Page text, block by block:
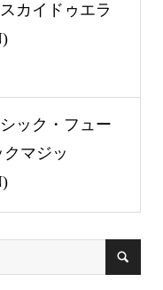
カイドゥエラ
ック・フュー
マジッ